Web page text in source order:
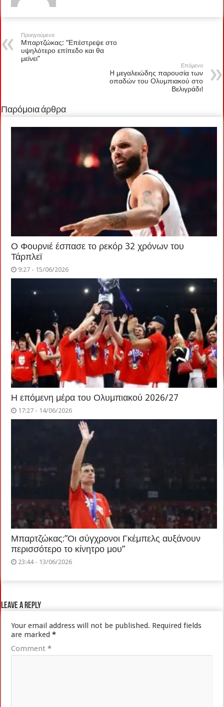
Προηγούμενο
Μπαρτζώκας: “Επέστρεψε στο
υψηλότερο επίπεδο και θα
μείνει”
Επόμενο
H μεγαλειώδης παρουσία των
οπαδών του Ολυμπιακού στο
Βελιγράδι!
Παρόμοια άρθρα
Ο Φουρνιέ έσπασε το ρεκόρ 32 χρόνων του
Τάρπλεϊ
9:27 - 15/06/2026
Η επόμενη μέρα του Ολυμπιακού 2026/27
17:27 - 14/06/2026
Μπαρτζώκας:”Οι σύγχρονοι Γκέμπελς αυξάνουν
περισσότερο το κίνητρο μου”
23:44 - 13/06/2026
Leave a Reply
Your email address will not be published. Required fields
are marked*
Comment*